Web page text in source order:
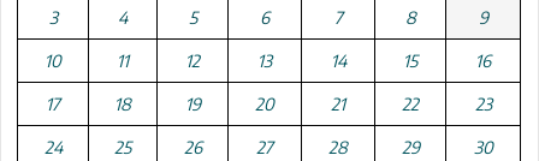
3 4 5 6 7 8 9
10 11 12 13 14 15 16
17 18 19 20 21 22 23
24 25 26 27 28 29 30